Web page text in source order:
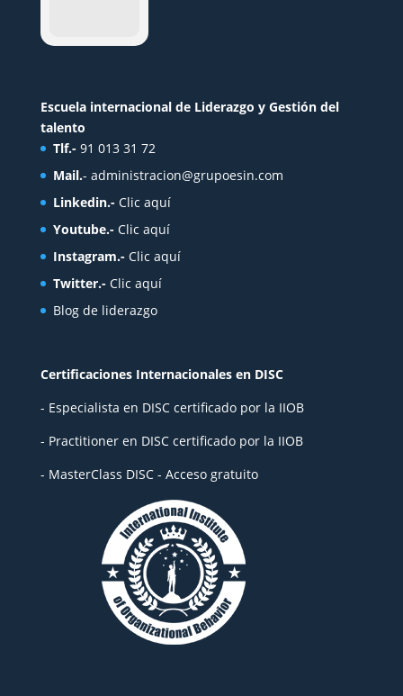
Escuela internacional de Liderazgo y Gestión del
talento
Tlf.- 91 013 31 72
Mail.- administracion@grupoesin.com
Linkedin.- Clic aquí
Youtube.- Clic aquí
Instagram.- Clic aquí
Twitter.- Clic aquí
Blog de liderazgo
Certificaciones Internacionales en DISC
- Especialista en DISC certificado por la IIOB
- Practitioner en DISC certificado por la IIOB
- MasterClass DISC - Acceso gratuito